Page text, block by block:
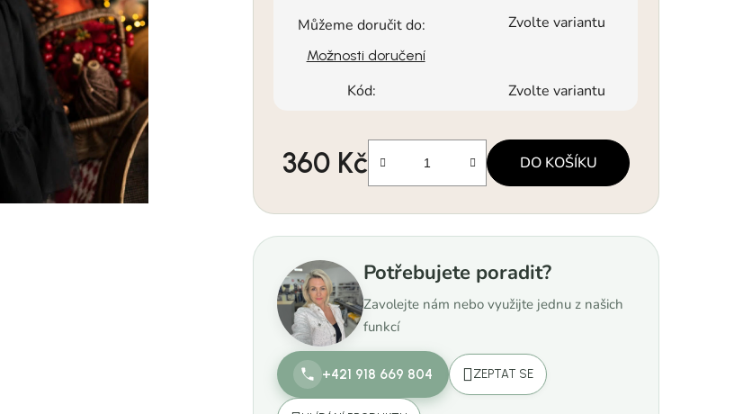
Můžeme doručit do: Zvolte variantu
Možnosti doručení
Kód: Zvolte variantu
360 Kč DO KOŠÍKU
Potřebujete poradit?
Zavolejte nám nebo využijte jednu z našich
funkcí
+421 918 669 804 ZEPTAT SE